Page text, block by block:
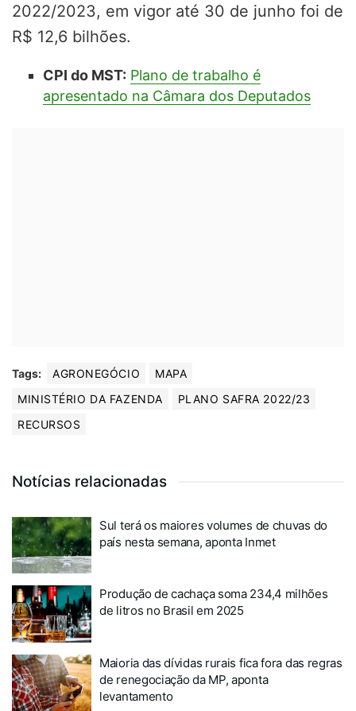
2022/2023, em vigor até 30 de junho foi de
R$ 12,6 bilhões.
CPI do MST: Plano de trabalho é
apresentado na Câmara dos Deputados
Tags: AGRONEGÓCIO
MAPA
MINISTÉRIO DA FAZENDA
PLANO SAFRA 2022/23
RECURSOS
Notícias relacionadas
Sul terá os maiores volumes de chuvas do
país nesta semana, aponta Inmet
Produção de cachaça soma 234,4 milhões
de litros no Brasil em 2025
Maioria das dívidas rurais fica fora das regras
de renegociação da MP, aponta
levantamento